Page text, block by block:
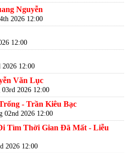
Nguyễn
2026 12:00
12:00
2026 12:00
Văn Lục
03rd 2026 12:00
- Trần Kiêu Bạc
02nd 2026 12:00
Tìm Thời Gian Đã Mất - Liễu
2026 12:00